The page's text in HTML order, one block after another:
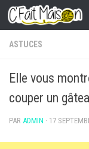
Skip to content
ASTUCES
Elle vous
couper un
PAR ADMIN · 17